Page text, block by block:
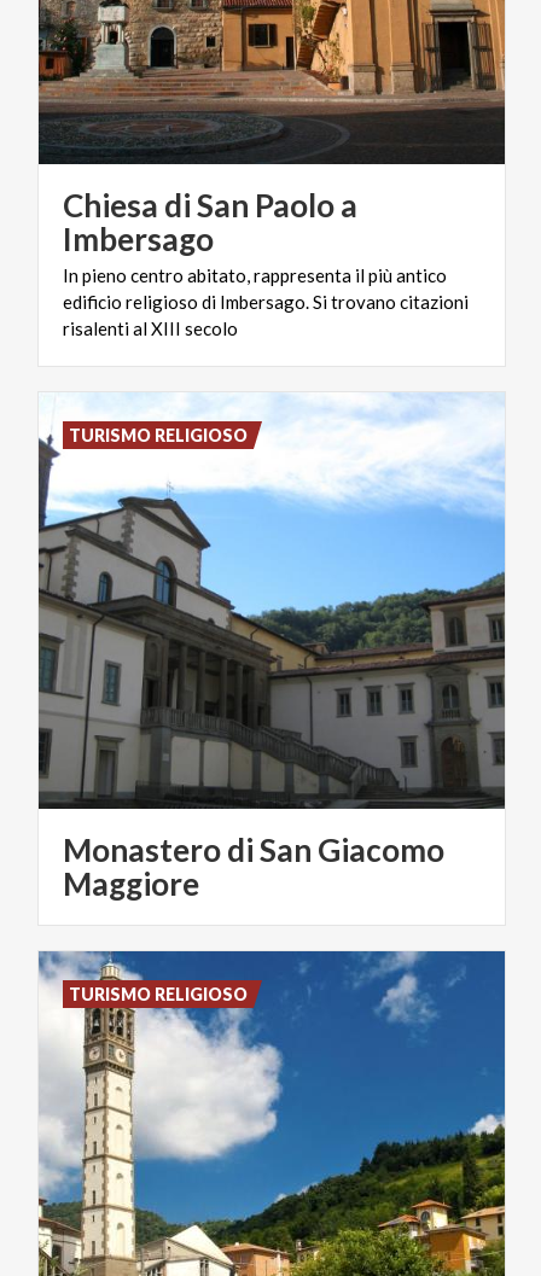
Chiesa di San Paolo a
Imbersago
In pieno centro abitato, rappresenta il più antico
edificio religioso di Imbersago. Si trovano citazioni
risalenti al XIII secolo
Monastero di San Giacomo
Maggiore
TURISMO RELIGIOSO
TURISMO RELIGIOSO